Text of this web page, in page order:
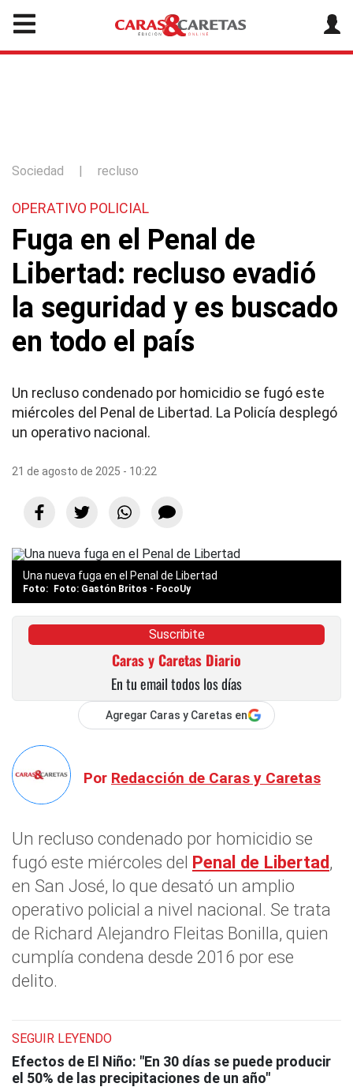
Sociedad | recluso
OPERATIVO POLICIAL
Fuga en el Penal de
Libertad: recluso evadió
la seguridad y es buscado
en todo el país
Un recluso condenado por homicidio se fugó este
miércoles del Penal de Libertad. La Policía desplegó
un operativo nacional.
21 de agosto de 2025 - 10:22
Una nueva fuga en el Penal de Libertad
Foto: Gastón Britos - FocoUy
Suscribite
Caras y Caretas Diario
En tu email todos los días
Agregar Caras y Caretas en
Por Redacción de Caras y Caretas
Un recluso condenado por homicidio se
fugó este miércoles del Penal de Libertad,
en San José, lo que desató un amplio
operativo policial a nivel nacional. Se trata
de Richard Alejandro Fleitas Bonilla, quien
cumplía condena desde 2016 por ese
delito.
SEGUIR LEYENDO
Efectos de El Niño: "En 30 días se puede producir
el 50% de las precipitaciones de un año"